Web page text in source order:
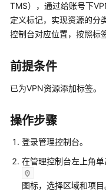
计
费
说
速
门
用
户
指
南
TMS），通过给账号下
定义标记，实现资源的分
控制台对应位置，按照标
前提条件
已为VPN资源添加标签。
操作步骤
登录管理控制台。
在管理控制台左上角单
图标，选择区域和项目